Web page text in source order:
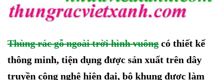
Thùng rác gỗ ngoài trời hình vuông có thiết kế
thông minh, tiện dụng được sản xuất trên dây
truyền công nghệ hiện đại, bộ khung được làm